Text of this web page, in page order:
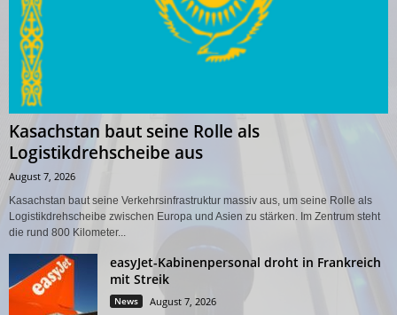
Kasachstan baut seine Rolle als
Logistikdrehscheibe aus
August 7, 2026
Kasachstan baut seine Verkehrsinfrastruktur massiv aus, um seine Rolle als
Logistikdrehscheibe zwischen Europa und Asien zu stärken. Im Zentrum steht
die rund 800 Kilometer...
easyJet-Kabinenpersonal droht in Frankreich
mit Streik
News August 7, 2026